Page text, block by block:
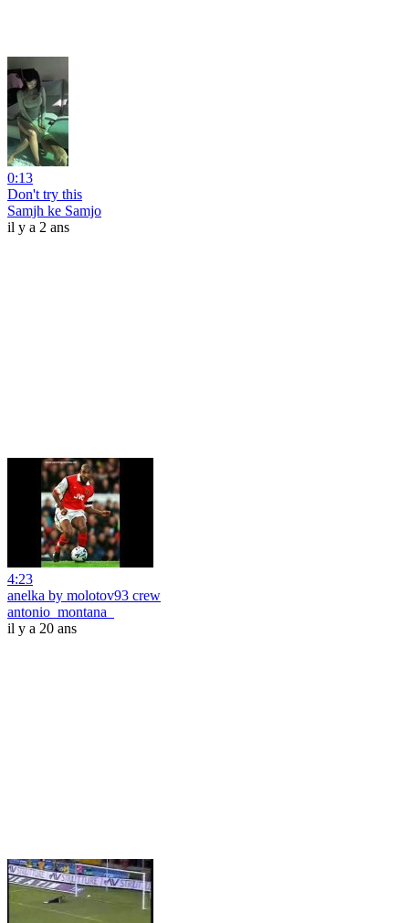
0:13
Don't try this
Samjh ke Samjo
il y a 2 ans
4:23
anelka by molotov93 crew
antonio_montana_
il y a 20 ans